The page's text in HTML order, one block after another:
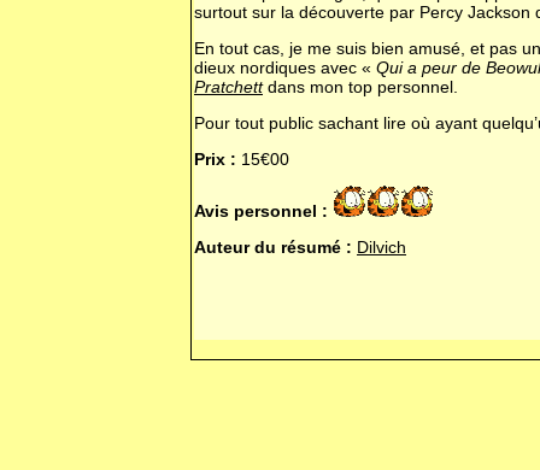
surtout sur la découverte par Percy Jackson
En tout cas, je me suis bien amusé, et pas
dieux nordiques avec « Qui a peur de
Pratchettdans mon top personnel.
Pour tout public sachant lire où ayant
Prix : 15€00
Avis personnel :
Auteur du résumé : Dilvich